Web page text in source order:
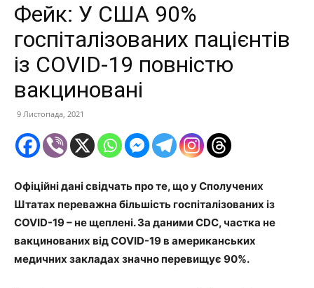
Фейк: У США 90%
госпіталізованих пацієнтів
із COVID-19 повністю
вакциновані
9 Листопада, 2021
Офіційні дані свідчать про те, що у Сполучених
Штатах переважна більшість госпіталізованих із
COVID-19 – не щеплені. За даними CDC, частка не
вакцинованих від COVID-19 в американських
медичних закладах значно перевищує 90%.